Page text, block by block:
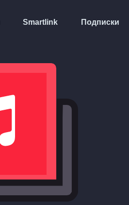
Smartlink Подписки